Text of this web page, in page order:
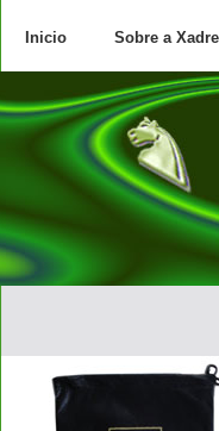
Inicio Sobre a